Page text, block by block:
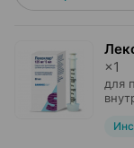
×1
для